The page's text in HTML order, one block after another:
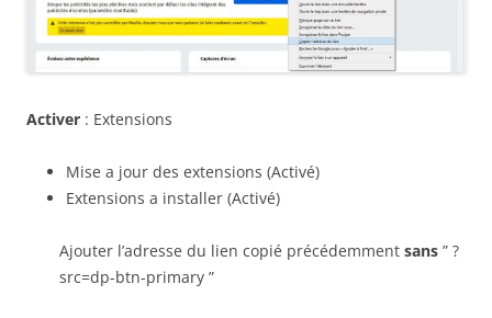
Activer : Extensions
Mise a jour des extensions (Activé)
Extensions a installer (Activé)
Ajouter l’adresse du lien copié précédemment sans ” ?
src=dp-btn-primary ”